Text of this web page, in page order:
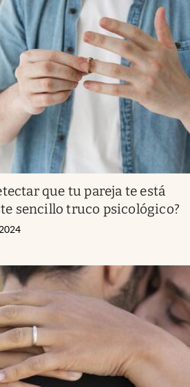
que tu pareja te está
sencillo truco psicológico?